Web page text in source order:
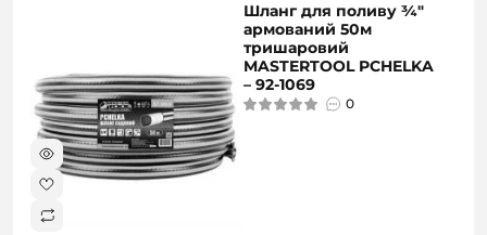
Шланг для поливу ¾"
армований 50м
тришаровий
MASTERTOOL PCHELKA
– 92-1069
0